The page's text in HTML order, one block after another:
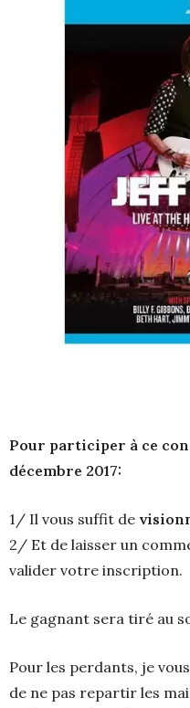
Pour participer à ce
décembre 2017:
1/ Il vous suffit de
2/ Et de laisser un
valider votre inscription.
Le gagnant sera tiré au
Pour les perdants, je
de ne pas repartir les